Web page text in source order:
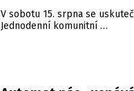
V sobotu 15. srpna se
Jednodenní komunitní …